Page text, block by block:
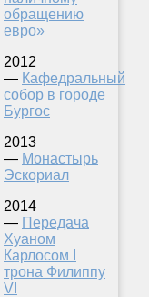
обращению
евро»
2012
— Кафедральный
собор в городе
Бургос
2013
— Монастырь
Эскориал
2014
— Передача
Хуаном
Карлосом I
трона Филиппу
VI